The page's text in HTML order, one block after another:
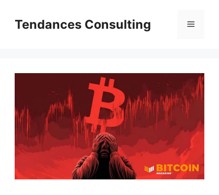
contenuTendances Consulting Menu